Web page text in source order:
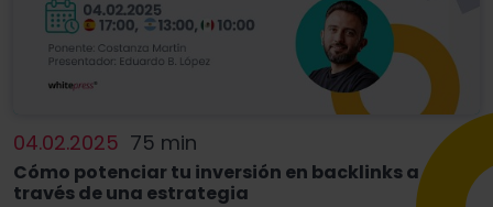
04.02.2025 75 min
Cómo potenciar tu inversión en backlinks a
través de una estrategia